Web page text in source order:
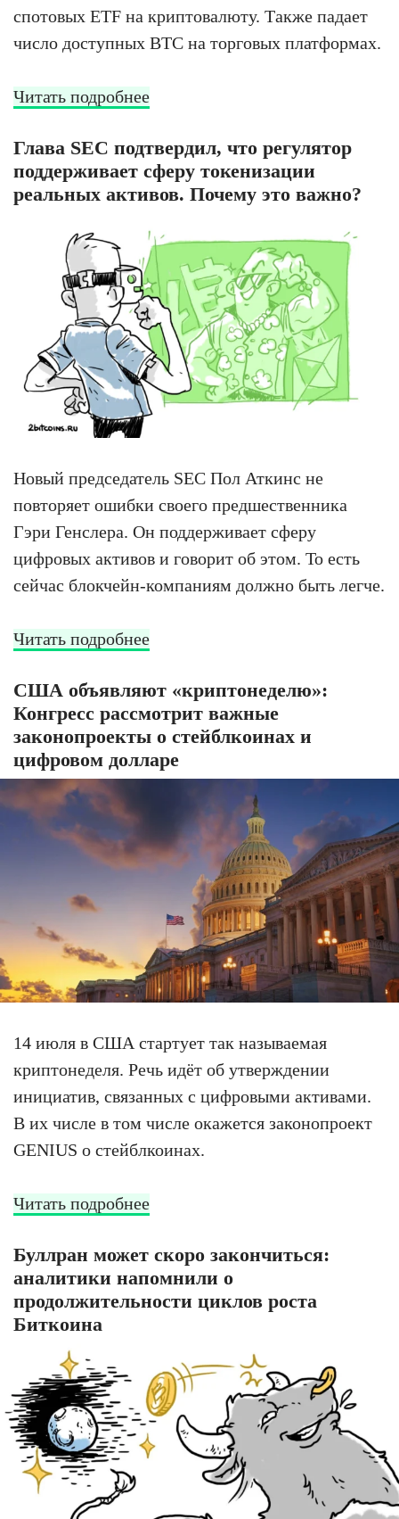
спотовых ETF на криптовалюту. Также падает
число доступных BTC на торговых платформах.
Читать подробнее
Глава SEC подтвердил, что регулятор
поддерживает сферу токенизации
реальных активов. Почему это важно?
Новый председатель SEC Пол Аткинс не
повторяет ошибки своего предшественника
Гэри Генслера. Он поддерживает сферу
цифровых активов и говорит об этом. То есть
сейчас блокчейн-компаниям должно быть легче.
Читать подробнее
США объявляют «криптонеделю»:
Конгресс рассмотрит важные
законопроекты о стейблкоинах и
цифровом долларе
14 июля в США стартует так называемая
криптонеделя. Речь идёт об утверждении
инициатив, связанных с цифровыми активами.
В их числе в том числе окажется законопроект
GENIUS о стейблкоинах.
Читать подробнее
Буллран может скоро закончиться:
аналитики напомнили о
продолжительности циклов роста
Биткоина